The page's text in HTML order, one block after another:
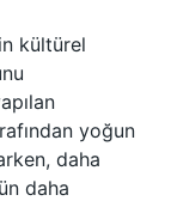
kültürel
yoğun
daha
daha